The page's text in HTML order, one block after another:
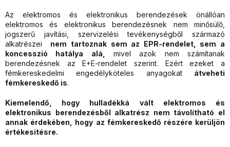
Az elektromos és elektronikus berendezések önállóan
elektromos és elektronikus berendezésnek nem minősülő,
jogszerű javítási, szervizelési tevékenységből származó
alkatrészei
nem tartoznak sem az EPR-rendelet, sem a
koncesszió hatálya alá,
mivel azok nem számítanak
berendezésnek az E+E-rendelet szerint. Ezért ezeket a
fémkereskedelmi engedélyköteles anyagokat átveheti
fémkereskedő is.
Kiemelendő, hogy hulladékká vált elektromos és
elektronikus berendezésből alkatrész nem távolítható el
annak érdekében, hogy az fémkereskedő részére kerüljön
értékesítésre.